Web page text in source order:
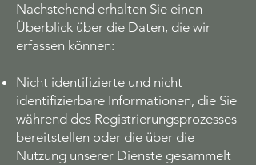
Nachstehend erhalten Sie einen
Überblick über die Daten, die wir
erfassen können:
Nicht identifizierte und nicht
identifizierbare Informationen, die Sie
während des Registrierungsprozesses
bereitstellen oder die über die
Nutzung unserer Dienste gesammelt